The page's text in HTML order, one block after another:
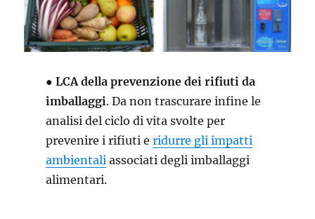
● LCA della prevenzione dei rifiuti da
imballaggi. Da non trascurare infine le
analisi del ciclo di vita svolte per
prevenire i rifiuti e ridurre gli impatti
ambientaliassociati degli imballaggi
alimentari.